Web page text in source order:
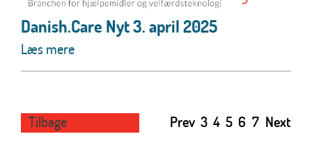
Danish.Care Nyt 3. april 2025
Læs mere
Tilbage Prev 3 4 5 6 7 Next